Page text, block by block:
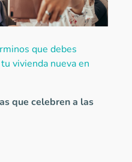
que debes
vivienda nueva en
que celebren a las